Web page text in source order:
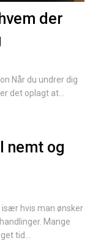
der
Når du undrer dig
det oplagt at...
nemt og
hvis man ønsker
Mange
tid...